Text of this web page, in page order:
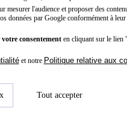
l'audience et proposer des
données par Google conformément à
consentementen cliquant sur le lien
et notre Politique relative aux
Tout accepter